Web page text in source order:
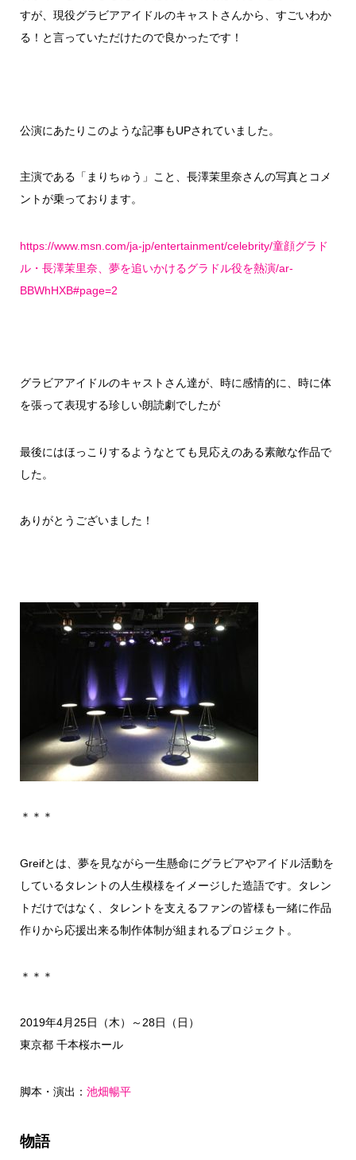
すが、現役グラビアアイドルのキャストさんから、すごいわか
る！と言っていただけたので良かったです！
公演にあたりこのような記事もUPされていました。
主演である「まりちゅう」こと、長澤茉里奈さんの写真とコメ
ントが乗っております。
https://www.msn.com/ja-jp/entertainment/celebrity/童顔グラド
ル・長澤茉里奈、夢を追いかけるグラドル役を熱演/ar-
BBWhHXB#page=2
グラビアアイドルのキャストさん達が、時に感情的に、時に体
を張って表現する珍しい朗読劇でしたが
最後にはほっこりするようなとても見応えのある素敵な作品で
した。
ありがとうございました！
＊＊＊
Greifとは、夢を見ながら一生懸命にグラビアやアイドル活動を
しているタレントの人生模様をイメージした造語です。タレン
トだけではなく、タレントを支えるファンの皆様も一緒に作品
作りから応援出来る制作体制が組まれるプロジェクト。
＊＊＊
2019年4月25日（木）～28日（日）
東京都 千本桜ホール
脚本・演出： 池畑暢平
物語